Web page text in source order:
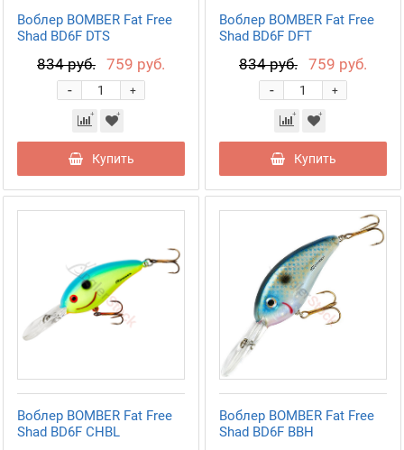
Воблер BOMBER Fat Free
Shad BD6F DTS
834 руб. 759 руб.
+
-
Купить
Воблер BOMBER Fat Free
Shad BD6F DFT
834 руб. 759 руб.
+
-
Купить
Воблер BOMBER Fat Free
Shad BD6F CHBL
Воблер BOMBER Fat Free
Shad BD6F BBH